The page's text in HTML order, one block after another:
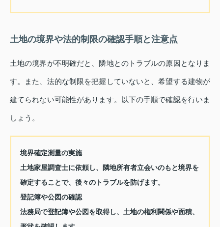
土地の境界や法的制限の確認手順と注意点
土地の境界が不明確だと、隣地とのトラブルの原因となりま
す。また、法的な制限を把握していないと、希望する建物が
建てられない可能性があります。以下の手順で確認を行いま
しょう。
境界確定測量の実施
土地家屋調査士に依頼し、隣地所有者立会いのもと境界を
確定することで、後々のトラブルを防げます。
登記簿や公図の確認
法務局で登記簿や公図を取得し、土地の権利関係や面積、